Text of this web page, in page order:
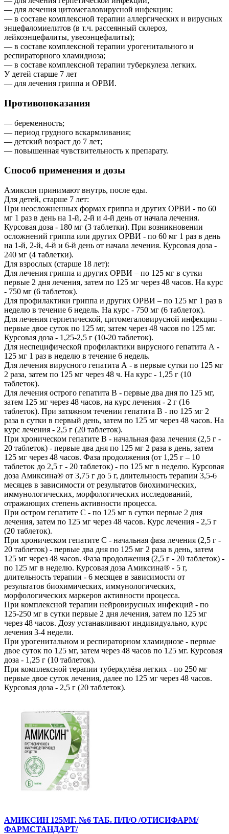
— для лечения цитомегаловирусной инфекции;
— в составе комплексной терапии аллергических и вирусных
энцефаломиелитов (в т.ч. рассеянный склероз,
лейкоэнцефалиты, увеоэнцефалиты);
— в составе комплексной терапии урогенитального и
респираторного хламидиоза;
— в составе комплексной терапии туберкулеза легких.
У детей старше 7 лет
— для лечения гриппа и ОРВИ.
Противопоказания
— беременность;
— период грудного вскармливания;
— детский возраст до 7 лет;
— повышенная чувствительность к препарату.
Способ применения и дозы
Амиксин принимают внутрь, после еды.
Для детей, старше 7 лет:
При неосложненных формах гриппа и других ОРВИ - по 60
мг 1 раз в день на 1-й, 2-й и 4-й день от начала лечения.
Курсовая доза - 180 мг (3 таблетки). При возникновении
осложнений гриппа или других ОРВИ - по 60 мг 1 раз в день
на 1-й, 2-й, 4-й и 6-й день от начала лечения. Курсовая доза -
240 мг (4 таблетки).
Для взрослых (старше 18 лет):
Для лечения гриппа и других ОРВИ – по 125 мг в сутки
первые 2 дня лечения, затем по 125 мг через 48 часов. На курс
- 750 мг (6 таблеток).
Для профилактики гриппа и других ОРВИ – по 125 мг 1 раз в
неделю в течение 6 недель. На курс - 750 мг (6 таблеток).
Для лечения герпетической, цитомегаловирусной инфекции -
первые двое суток по 125 мг, затем через 48 часов по 125 мг.
Курсовая доза - 1,25-2,5 г (10-20 таблеток).
Для неспецифической профилактики вирусного гепатита А -
125 мг 1 раз в неделю в течение 6 недель.
Для лечения вирусного гепатита А - в первые сутки по 125 мг
2 раза, затем по 125 мг через 48 ч. На курс - 1,25 г (10
таблеток).
Для лечения острого гепатита В - первые два дня по 125 мг,
затем 125 мг через 48 часов, на курс лечения - 2 г (16
таблеток). При затяжном течении гепатита В - по 125 мг 2
раза в сутки в первый день, затем по 125 мг через 48 часов. На
курс лечения - 2,5 г (20 таблеток).
При хроническом гепатите В - начальная фаза лечения (2,5 г -
20 таблеток) - первые два дня по 125 мг 2 раза в день, затем
125 мг через 48 часов. Фаза продолжения (от 1,25 г – 10
таблеток до 2,5 г - 20 таблеток) - по 125 мг в неделю. Курсовая
доза Амиксина® от 3,75 г до 5 г, длительность терапии 3,5-6
месяцев в зависимости от результатов биохимических,
иммунологических, морфологических исследований,
отражающих степень активности процесса.
При остром гепатите С - по 125 мг в сутки первые 2 дня
лечения, затем по 125 мг через 48 часов. Курс лечения - 2,5 г
(20 таблеток).
При хроническом гепатите С - начальная фаза лечения (2,5 г -
20 таблеток) - первые два дня по 125 мг 2 раза в день, затем
125 мг через 48 часов. Фаза продолжения (2,5 г - 20 таблеток) -
по 125 мг в неделю. Курсовая доза Амиксина® - 5 г,
длительность терапии - 6 месяцев в зависимости от
результатов биохимических, иммунологических,
морфологических маркеров активности процесса.
При комплексной терапии нейровирусных инфекций - по
125-250 мг в сутки первые 2 дня лечения, затем по 125 мг
через 48 часов. Дозу устанавливают индивидуально, курс
лечения 3-4 недели.
При урогенитальном и респираторном хламидиозе - первые
двое суток по 125 мг, затем через 48 часов по 125 мг. Курсовая
доза - 1,25 г (10 таблеток).
При комплексной терапии туберкулёза легких - по 250 мг
первые двое суток лечения, далее по 125 мг через 48 часов.
Курсовая доза - 2,5 г (20 таблеток).
АМИКСИН 125МГ. №6 ТАБ. П/П/О /ОТИСИФАРМ/
ФАРМСТАНДАРТ/